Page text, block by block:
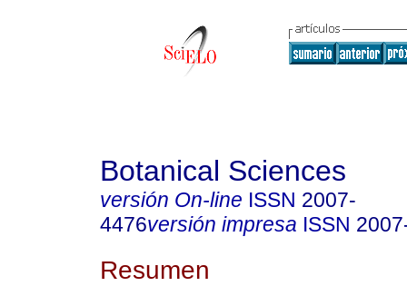
Botanical Sciences
versión On-line ISSN 2007-
4476versión impresa ISSN
Resumen